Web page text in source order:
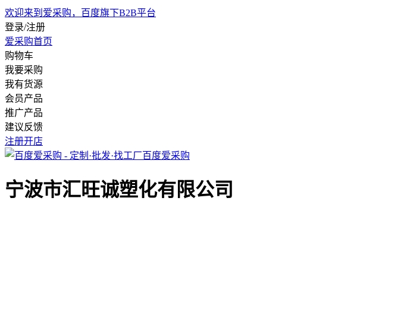
欢迎来到爱采购，百度旗下B2B平台
登录/注册
爱采购首页
购物车
我要采购
我有货源
会员产品
推广产品
建议反馈
注册开店
百度爱采购
宁波市汇旺诚塑化有限公司